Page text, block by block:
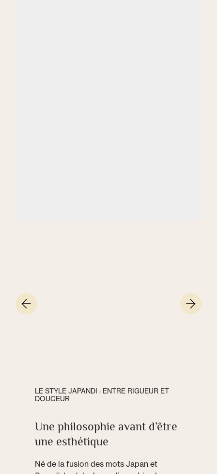
LE STYLE JAPANDI : ENTRE RIGUEUR ET
DOUCEUR
Une philosophie avant d’être
une esthétique
Né de la fusion des mots Japan et